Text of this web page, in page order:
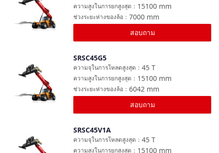
15100 mm
ความสูงในการยกสูงสุด ：
7000 mm
ช่วงระยะห่างของล้อ ：
สอบถาม
เปรียบเทียบ
SRSC45G5
45 T
ความจุในการโหลดสูงสุด ：
15100 mm
ความสูงในการยกสูงสุด ：
6042 mm
ช่วงระยะห่างของล้อ ：
สอบถาม
เปรียบเทียบ
SRSC45V1A
45 T
ความจุในการโหลดสูงสุด ：
15100 mm
ความสูงในการยกสูงสุด ：